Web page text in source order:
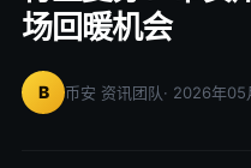
场回暖机会
B 币安 资讯团队· 2026年05